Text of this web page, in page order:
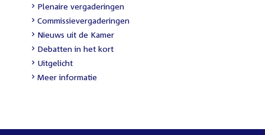
External
link:
Plenaire vergaderingen
External
link:
Commissievergaderingen
External
link:
Nieuws uit de Kamer
External
link:
Debatten in het kort
External
link:
Uitgelicht
Meer informatie